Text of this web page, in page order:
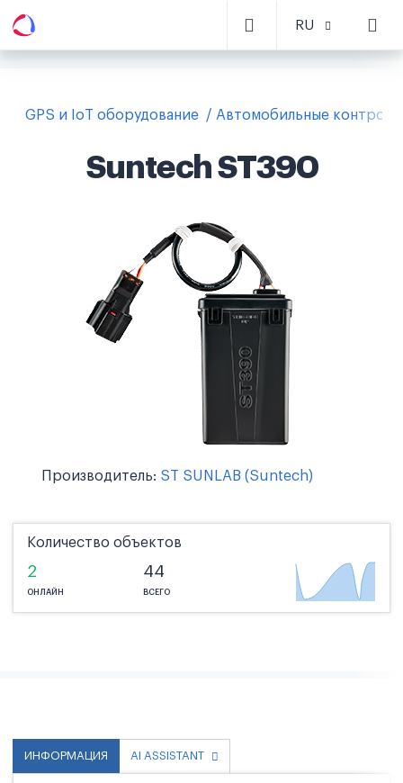
RU
GPS и IoT оборудование Автомобильные
Suntech ST390
Производитель: ST SUNLAB (Suntech)
Количество объектов
2
ОНЛАЙН
44
ВСЕГО
ИНФОРМАЦИЯ AI ASSISTANT